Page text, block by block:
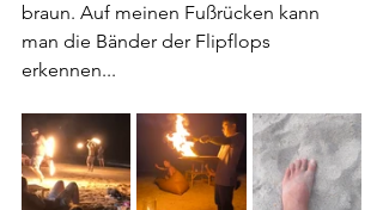
braun. Auf meinen Fußrücken kann
man die Bänder der Flipflops
erkennen...